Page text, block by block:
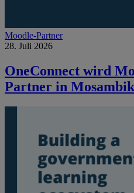
Moodle-Partner
28. Juli 2026
OneConnect wird
Partner in Mosambik